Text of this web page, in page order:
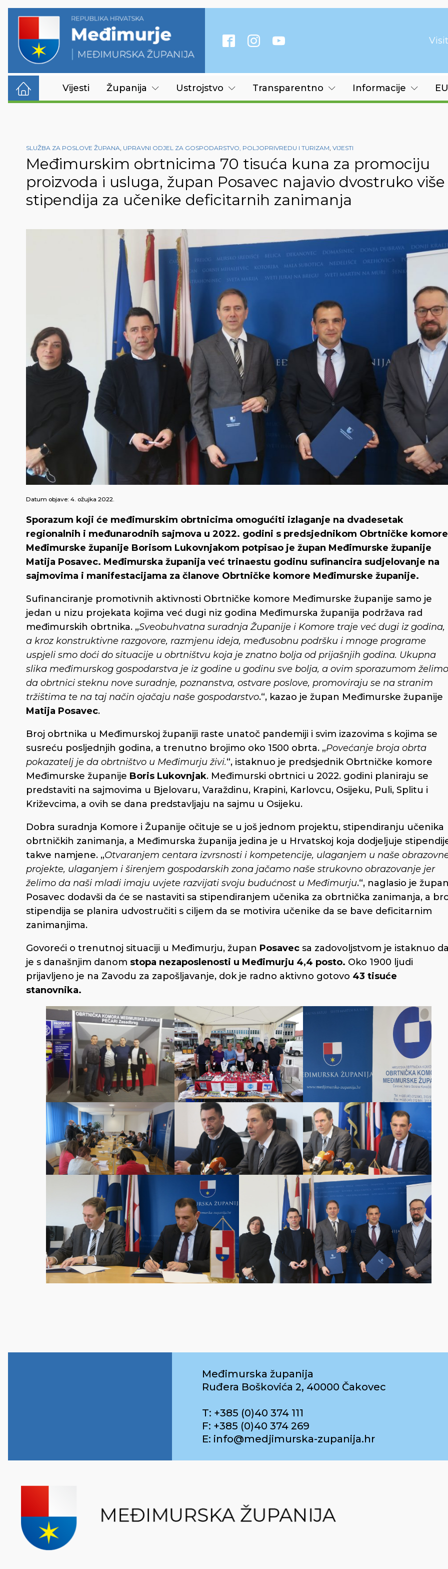
Vijesti Županija Ustrojstvo Transparentno Informacije
SLUŽBA ZA POSLOVE ŽUPANA, UPRAVNI ODJEL ZA GOSPODARSTVO, POLJOPRIVREDU I TURIZAM, VIJESTI
Međimurskim obrtnicima 70 tisuća kuna za promociju
proizvoda i usluga, župan Posavec najavio dvostruko više
stipendija za učenike deficitarnih zanimanja
Datum objave: 4. ožujka 2022.
Sporazum koji će međimurskim obrtnicima omogućiti izlaganje na dvadesetak
regionalnih i međunarodnih sajmova u 2022. godini s predsjednikom Obrtničke komore
Međimurske županije Borisom Lukovnjakom potpisao je župan Međimurske županije
Matija Posavec. Međimurska županija već trinaestu godinu sufinancira sudjelovanje na
sajmovima i manifestacijama za članove Obrtničke komore Međimurske županije.
Sufinanciranje promotivnih aktivnosti Obrtničke komore Međimurske županije samo je
jedan u nizu projekata kojima već dugi niz godina Međimurska županija podržava rad
međimurskih obrtnika. „Sveobuhvatna suradnja Županije i Komore traje već dugi iz godina,
a kroz konstruktivne razgovore, razmjenu ideja, međusobnu podršku i mnoge programe
uspjeli smo doći do situacije u obrtništvu koja je znatno bolja od prijašnjih godina. Ukupna
slika međimurskog gospodarstva je iz godine u godinu sve bolja, a ovim sporazumom želimo
da obrtnici steknu nove suradnje, poznanstva, ostvare poslove, promoviraju se na stranim
tržištima te na taj način ojačaju naše gospodarstvo.“, kazao je župan Međimurske županije
Matija Posavec.
Broj obrtnika u Međimurskoj županiji raste unatoč pandemiji i svim izazovima s kojima se
susreću posljednjih godina, a trenutno brojimo oko 1500 obrta. „Povećanje broja obrta
pokazatelj je da obrtništvo u Međimurju živi.“, istaknuo je predsjednik Obrtničke komore
Međimurske županije Boris Lukovnjak. Međimurski obrtnici u 2022. godini planiraju se
predstaviti na sajmovima u Bjelovaru, Varaždinu, Krapini, Karlovcu, Osijeku, Puli, Splitu i
Križevcima, a ovih se dana predstavljaju na sajmu u Osijeku.
Dobra suradnja Komore i Županije očituje se u još jednom projektu, stipendiranju učenika
obrtničkih zanimanja, a Međimurska županija jedina je u Hrvatskoj koja dodjeljuje
takve namjene. „Otvaranjem centara izvrsnosti i kompetencije, ulaganjem u naše
projekte, ulaganjem i širenjem gospodarskih zona jačamo naše strukovno obrazovanje jer
želimo da naši mladi imaju uvjete razvijati svoju budućnost u Međimurju.“, naglasio je
Posavec dodavši da će se nastaviti sa stipendiranjem učenika za obrtnička zanimanja, a
stipendija se planira udvostručiti s ciljem da se motivira učenike da se bave deficitarnim
zanimanjima.
Govoreći o trenutnoj situaciji u Međimurju, župan Posavec sa zadovoljstvom je istaknuo
je s današnjim danom stopa nezaposlenosti u Međimurju 4,4 posto. Oko 1900 ljudi
prijavljeno je na Zavodu za zapošljavanje, dok je radno aktivno gotovo 43 tisuće
stanovnika.
Međimurska županija
Ruđera Boškovića 2, 40000 Čakovec
T: +385 (0)40 374 111
F: +385 (0)40 374 269
E: info@medjimurska-zupanija.hr